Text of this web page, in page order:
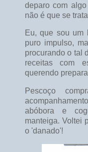
deparo com
não é que se
Eu, que sou um
puro impulso,
procurando o tal
receitas com
querendo
Pescoço
abóbora e
manteiga. Voltei
o 'danado'!